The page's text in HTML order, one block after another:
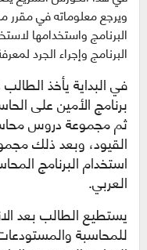
البرنامج واستخدامها
البرنامج وإجراء الجرد
في البداية يأخذ
ثم مجموعة دروس
القيود، وبعد ذلك
استخدام البرنامج
العربي.
يستطيع الطالب بعد
للمحاسبة